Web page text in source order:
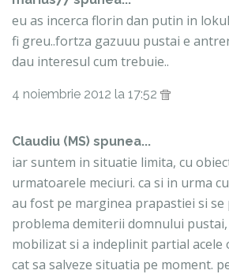
eu as incerca florin dan putin in
fi greu..fortza gazuuu pustai e
dau interesul cum trebuie..
4 noiembrie 2012 la 17:52
Claudiu (MS) spunea...
iar suntem in situatie limita, cu
urmatoarele meciuri. ca si in urma
au fost pe marginea prapastiei si se
problema demiterii domnului pustai,
mobilizat si a indeplinit partial acele
cat sa salveze situatia pe moment.